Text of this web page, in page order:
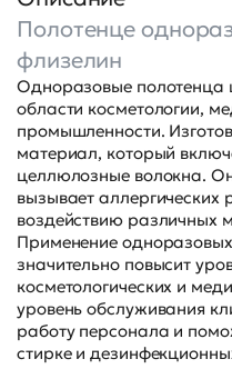
Полотенце
флизелин
Одноразовые полотенца
области косметологии,
промышленности.
материал, который
целлюлозные волокна.
вызывает аллергических
воздействию различных
Применение
значительно повысит
косметологических и
уровень обслуживания
работу персонала и
стирке и